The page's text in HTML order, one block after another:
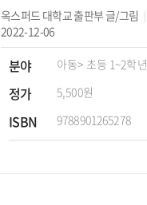
옥스퍼드 대학교 출판부 글/그림
2022-12-06
분야 아동> 초등 1~2학년
정가 5,500원
ISBN 9788901265278